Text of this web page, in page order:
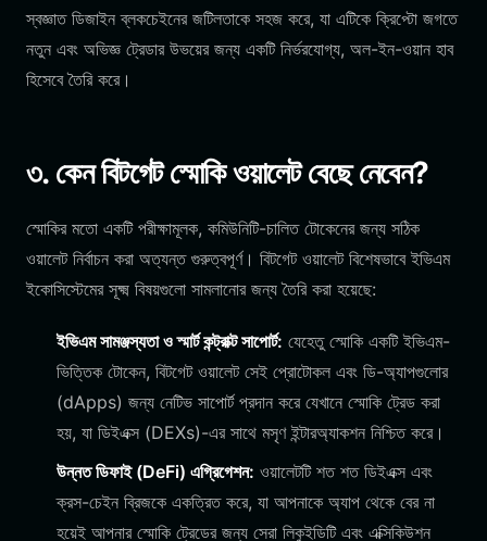
স্বজ্ঞাত ডিজাইন ব্লকচেইনের জটিলতাকে সহজ করে, যা এটিকে ক্রিপ্টো জগতে
নতুন এবং অভিজ্ঞ ট্রেডার উভয়ের জন্য একটি নির্ভরযোগ্য, অল-ইন-ওয়ান হাব
হিসেবে তৈরি করে।
৩. কেন বিটগেট স্মোকি ওয়ালেট বেছে নেবেন?
স্মোকির মতো একটি পরীক্ষামূলক, কমিউনিটি-চালিত টোকেনের জন্য সঠিক
ওয়ালেট নির্বাচন করা অত্যন্ত গুরুত্বপূর্ণ। বিটগেট ওয়ালেট বিশেষভাবে ইভিএম
ইকোসিস্টেমের সূক্ষ্ম বিষয়গুলো সামলানোর জন্য তৈরি করা হয়েছে:
ইভিএম সামঞ্জস্যতা ও স্মার্ট কন্ট্রাক্ট সাপোর্ট: যেহেতু স্মোকি একটি ইভিএম-
ভিত্তিক টোকেন, বিটগেট ওয়ালেট সেই প্রোটোকল এবং ডি-অ্যাপগুলোর
(dApps) জন্য নেটিভ সাপোর্ট প্রদান করে যেখানে স্মোকি ট্রেড করা
হয়, যা ডিইএক্স (DEXs)-এর সাথে মসৃণ ইন্টারঅ্যাকশন নিশ্চিত করে।
উন্নত ডিফাই (DeFi) এগ্রিগেশন: ওয়ালেটটি শত শত ডিইএক্স এবং
ক্রস-চেইন ব্রিজকে একত্রিত করে, যা আপনাকে অ্যাপ থেকে বের না
হয়েই আপনার স্মোকি ট্রেডের জন্য সেরা লিকুইডিটি এবং এক্সিকিউশন